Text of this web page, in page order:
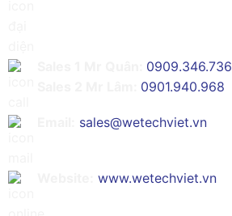
0909.346.736
0901.940.968
sales@wetechviet.vn
www.wetechviet.vn